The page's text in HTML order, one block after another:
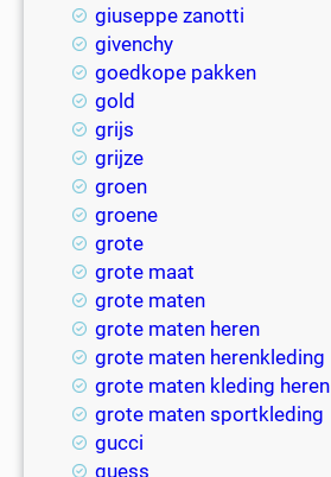
giuseppe zanotti
givenchy
goedkope pakken
gold
grijs
grijze
groen
groene
grote
grote maat
grote maten
grote maten heren
grote maten herenkleding
grote maten kleding heren
grote maten sportkleding
gucci
guess